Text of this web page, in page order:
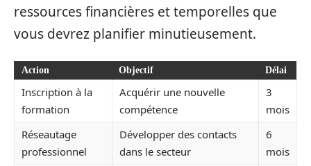
ressources financières et temporelles que
vous devrez planifier minutieusement.
Action Objectif Délai
Inscription à la
formation
Acquérir une nouvelle
compétence
3
mois
Réseautage
professionnel
Développer des contacts
dans le secteur
6
mois